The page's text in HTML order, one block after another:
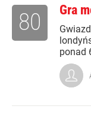
Gra
ponad
80